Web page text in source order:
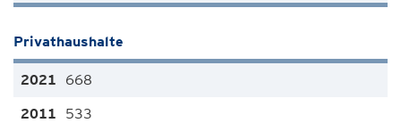
Privathaushalte
668
533